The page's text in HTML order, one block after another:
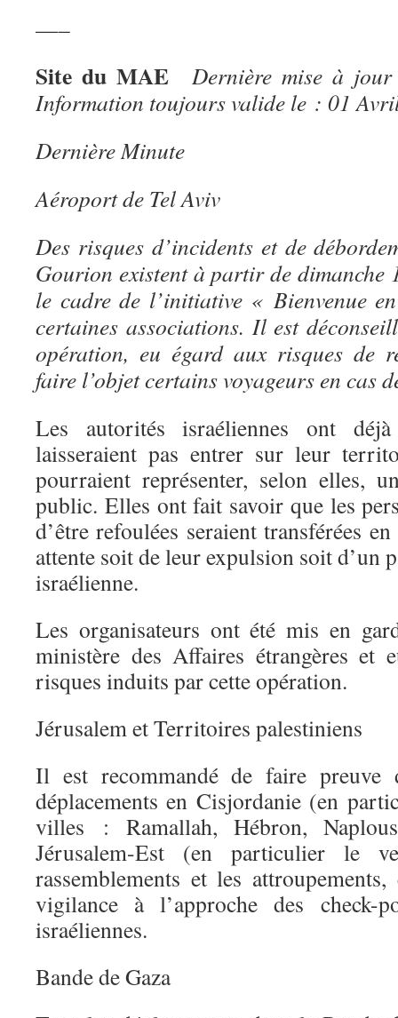
—–
Site du MAE Dernière mise à
Information toujours valide le : 01
Dernière Minute
Aéroport de Tel Aviv
Des risques d’incidents et de
Gourion existent à partir de dimanche
le cadre de l’initiative « Bienvenue
certaines associations. Il est
opération, eu égard aux risques de
faire l’objet certains voyageurs en cas
Les autorités israéliennes ont
laisseraient pas entrer sur leur
pourraient représenter, selon elles,
public. Elles ont fait savoir que les
d’être refoulées seraient transférées
attente soit de leur expulsion soit d’un
israélienne.
Les organisateurs ont été mis en
ministère des Affaires étrangères et
risques induits par cette opération.
Jérusalem et Territoires palestiniens
Il est recommandé de faire preuve
déplacements en Cisjordanie (en
villes : Ramallah, Hébron,
Jérusalem-Est (en particulier le
rassemblements et les
vigilance à l’approche des check-
israéliennes.
Bande de Gaza